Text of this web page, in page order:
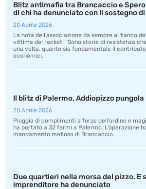
Blitz antimafia tra Brancaccio e
di chi ha denunciato con il sostegno
20 Aprile 2026
La nota dell’associazione da sempre al fianco
vittime del racket: “Sono storie di resistenza
una volta, quanto sia fondamentale il
economici.
Il blitz di Palermo, Addiopizzo
20 Aprile 2026
Pioggia di complimenti a forze dell’ordine e
ha portato a 32 fermi a Palermo. L’operazione
mandamento mafioso di Brancaccio.
Due quartieri nella morsa del pizzo. E
imprenditore ha denunciato